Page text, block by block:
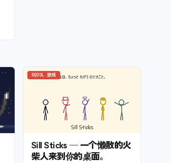
SQOOL 游戏
Sill Sticks — 一个懒散的火
柴人来到你的桌面。